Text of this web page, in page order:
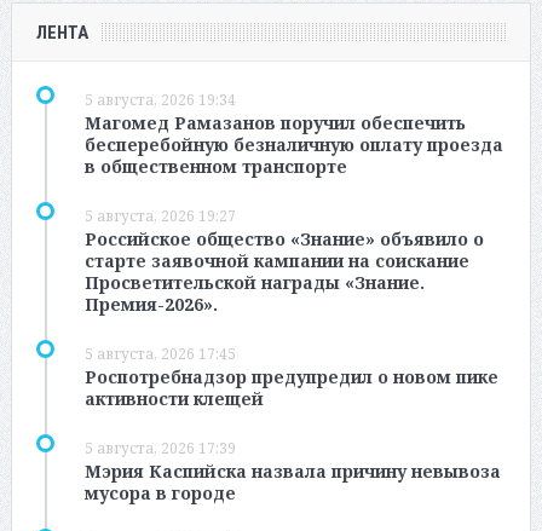
ЛЕНТА
5 августа, 2026 19:34
Магомед Рамазанов поручил обеспечить
бесперебойную безналичную оплату проезда
в общественном транспорте
5 августа, 2026 19:27
Российское общество «Знание» объявило о
старте заявочной кампании на соискание
Просветительской награды «Знание.
Премия-2026».
5 августа, 2026 17:45
Роспотребнадзор предупредил о новом пике
активности клещей
5 августа, 2026 17:39
Мэрия Каспийска назвала причину невывоза
мусора в городе